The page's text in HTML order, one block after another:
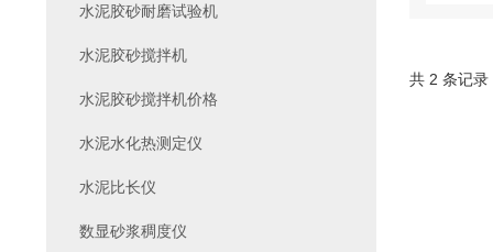
共 2 条记
水泥胶砂耐磨试验机
水泥胶砂搅拌机
水泥胶砂搅拌机价格
水泥水化热测定仪
水泥比长仪
数显砂浆稠度仪